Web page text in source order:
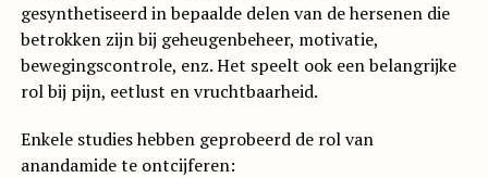
gesynthetiseerd in bepaalde delen van de hersenen die
betrokken zijn bij geheugenbeheer, motivatie,
bewegingscontrole, enz. Het speelt ook een belangrijke
rol bij pijn, eetlust en vruchtbaarheid.
Enkele studies hebben geprobeerd de rol van
anandamide te ontcijferen: